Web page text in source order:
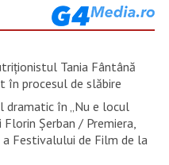
Tania Fântână
în procesul de slăbire
dramatic în „Nu e locul
Șerban / Premiera,
Festivalului de Film de la